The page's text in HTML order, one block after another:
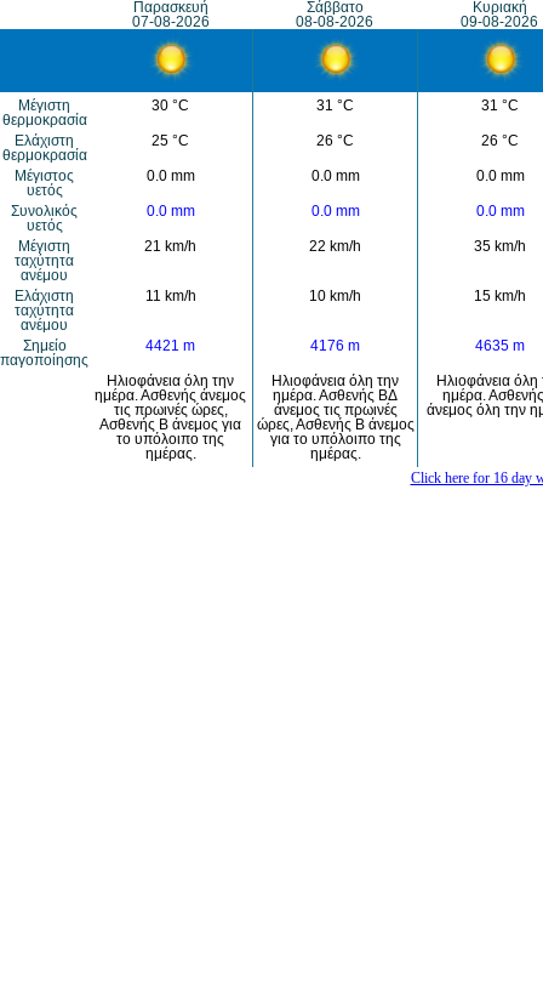
Παρασκευή
07-08-2026
Σάββατο
08-08-2026
Κυριακή
09-08-2026
Μέγιστη
θερμοκρασία
30 °C 31 °C 31 °C
Eλάχιστη
θερμοκρασία
25 °C 26 °C 26 °C
Μέγιστος
υετός
0.0 mm 0.0 mm 0.0 mm
Συνολικός
υετός
0.0 mm 0.0 mm 0.0 mm
Mέγιστη
ταχύτητα
ανέμου
21 km/h 22 km/h 35 km/h
Eλάχιστη
ταχύτητα
ανέμου
11 km/h 10 km/h 15 km/h
Σημείο
παγοποίησης
4421 m 4176 m 4635 m
Ηλιοφάνεια όλη την
ημέρα. Ασθενής άνεμος
τις πρωινές ώρες,
Ασθενής Β άνεμος για
το υπόλοιπο της
ημέρας.
Ηλιοφάνεια όλη την
ημέρα. Ασθενής ΒΔ
άνεμος τις πρωινές
ώρες, Ασθενής Β άνεμος
για το υπόλοιπο της
ημέρας.
Ηλιοφάνεια όλη
ημέρα.
άνεμος όλη την
Click here for 16 day